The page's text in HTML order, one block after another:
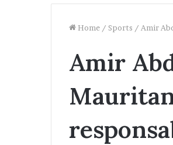
Home / Sports / Amir
Amir